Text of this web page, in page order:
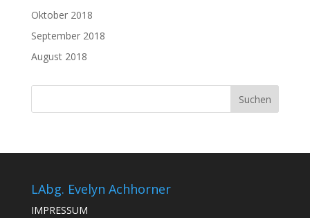
Oktober 2018
September 2018
August 2018
LAbg. Evelyn Achhorner
IMPRESSUM